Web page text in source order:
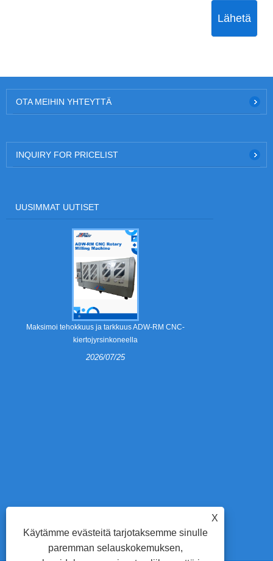
Lähetä
OTA MEIHIN YHTEYTTÄ
INQUIRY FOR PRICELIST
UUSIMMAT UUTISET
Maksimoi tehokkuus ja tarkkuus ADW-RM CNC-
kiertojyrsinkoneella
2026/07/25
X
Käytämme evästeitä tarjotaksemme sinulle
paremman selauskokemuksen,